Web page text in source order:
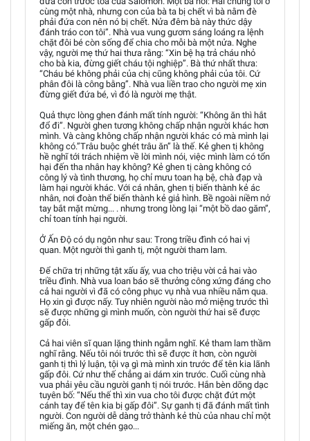
cùng một nhà, nhưng con của bà ta bị chết vì bà nằm đè
phải đứa con nên nó bị chết. Nửa đêm bà này thức dậy
đánh tráo con tôi”. Nhà vua vung gươm sáng loáng ra lệnh
chặt đôi bé còn sống để chia cho mỗi bà một nửa. Nghe
vậy, người mẹ thứ hai thưa rằng: “Xin bệ hạ trả cháu nhỏ
cho bà kia, đừng giết cháu tội nghiệp”. Bà thứ nhất thưa:
“Cháu bé không phải của chị cũng không phải của tôi. Cứ
phân đôi là công bằng”. Nhà vua liền trao cho người mẹ xin
đừng giết đứa bé, vì đó là người mẹ thật.
Quả thực lòng ghen đánh mất tính người: “Không ăn thì hắt
đổ đi”. Người ghen tương không chấp nhận người khác hơn
mình. Và càng không chấp nhận người khác có mà mình lại
không có.”Trâu buộc ghét trâu ăn” là thế. Kẻ ghen tị không
hề nghĩ tới trách nhiệm về lời mình nói, việc mình làm có tổn
hại đến tha nhân hay không? Kẻ ghen tị càng không có
công lý và tình thương, họ chỉ mưu toan hạ bệ, chà đạp và
làm hại người khác. Với cá nhân, ghen tị biến thành kẻ ác
nhân, nơi đoàn thể biến thành kẻ giả hình. Bề ngoài niềm nở
tay bắt mặt mừng... . nhưng trong lòng lại “một bồ dao găm”,
chỉ toan tính hại người.
Ở Ấn Độ có dụ ngôn như sau: Trong triều đình có hai vị
quan. Một người thì ganh tị, một người tham lam.
Để chữa trị những tật xấu ấy, vua cho triệu vời cả hai vào
triều đình. Nhà vua loan báo sẽ thưởng công xứng đáng cho
cả hai người vì đã có công phục vụ nhà vua nhiều năm qua.
Họ xin gì được nấy. Tuy nhiên người nào mở miệng trước thì
sẽ được những gì mình muốn, còn người thứ hai sẽ được
gấp đôi.
Cả hai viên sĩ quan lặng thinh ngẫm nghĩ. Kẻ tham lam thầm
nghĩ rằng. Nếu tôi nói trước thì sẽ được ít hơn, còn người
ganh tị thì lý luận, tội vạ gì mà mình xin trước để tên kia lãnh
gấp đôi. Cứ như thế chẳng ai dám xin trước. Cuối cùng nhà
vua phải yêu cầu người ganh tị nói trước. Hắn bèn dõng dạc
tuyên bố: “Nếu thế thì xin vua cho tôi được chặt đứt một
cánh tay để tên kia bị gấp đôi”. Sự ganh tị đã đánh mất tình
người. Con người dễ dàng trở thành kẻ thù của nhau chỉ một
miếng ăn, một chén gạo...